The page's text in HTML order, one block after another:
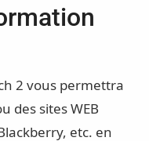
2 vous permettra
des sites WEB
etc. en